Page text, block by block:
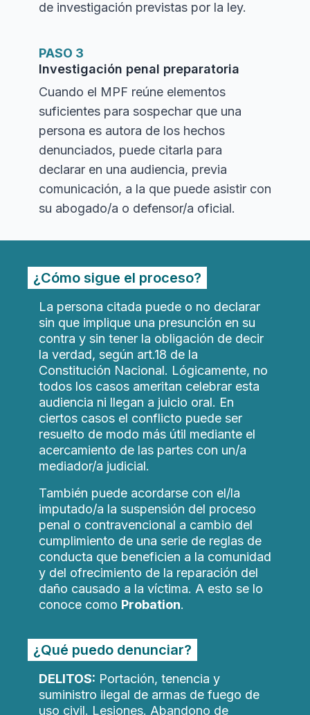
de investigación previstas por la ley.
PASO 3
Investigación penal preparatoria
Cuando el MPF reúne elementos
suficientes para sospechar que una
persona es autora de los hechos
denunciados, puede citarla para
declarar en una audiencia, previa
comunicación, a la que puede asistir con
su abogado/a o defensor/a oficial.
¿Cómo sigue el proceso?
La persona citada puede o no declarar
sin que implique una presunción en su
contra y sin tener la obligación de decir
la verdad, según art.18 de la
Constitución Nacional. Lógicamente, no
todos los casos ameritan celebrar esta
audiencia ni llegan a juicio oral. En
ciertos casos el conflicto puede ser
resuelto de modo más útil mediante el
acercamiento de las partes con un/a
mediador/a judicial.
También puede acordarse con el/la
imputado/a la suspensión del proceso
penal o contravencional a cambio del
cumplimiento de una serie de reglas de
conducta que beneficien a la comunidad
y del ofrecimiento de la reparación del
daño causado a la víctima. A esto se lo
conoce como Probation.
¿Qué puedo denunciar?
DELITOS: Portación, tenencia y
suministro ilegal de armas de fuego de
uso civil. Lesiones. Abandono de